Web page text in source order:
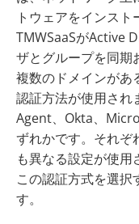
トウェアをインスト
TMWSaaSがActive
ザとグループを同期
複数のドメインがあ
認証方法が使用され
Agent、Okta、
ずれかです。それぞ
も異なる設定が使用
この認証方式を選択
す。